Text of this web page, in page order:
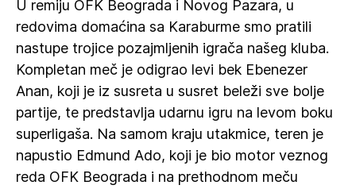
U remiju OFK Beograda i Novog Pazara, u
redovima domaćina sa Karaburme smo pratili
nastupe trojice pozajmljenih igrača našeg kluba.
Kompletan meč je odigrao levi bek Ebenezer
Anan, koji je iz susreta u susret beleži sve bolje
partije, te predstavlja udarnu igru na levom boku
superligaša. Na samom kraju utakmice, teren je
napustio Edmund Ado, koji je bio motor veznog
reda OFK Beograda i na prethodnom meču